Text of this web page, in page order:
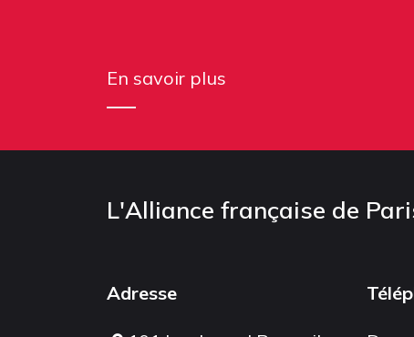
En savoir plus
L'Alliance française de
Adresse